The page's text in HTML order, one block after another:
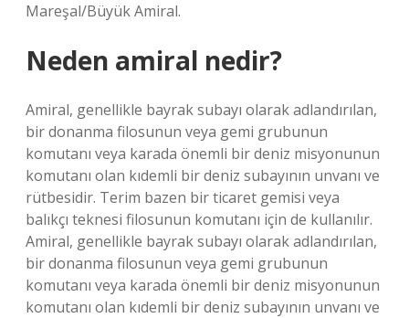
Mareşal/Büyük Amiral.
Neden amiral nedir?
Amiral, genellikle bayrak subayı olarak adlandırılan,
bir donanma filosunun veya gemi grubunun
komutanı veya karada önemli bir deniz misyonunun
komutanı olan kıdemli bir deniz subayının unvanı ve
rütbesidir. Terim bazen bir ticaret gemisi veya
balıkçı teknesi filosunun komutanı için de kullanılır.
Amiral, genellikle bayrak subayı olarak adlandırılan,
bir donanma filosunun veya gemi grubunun
komutanı veya karada önemli bir deniz misyonunun
komutanı olan kıdemli bir deniz subayının unvanı ve